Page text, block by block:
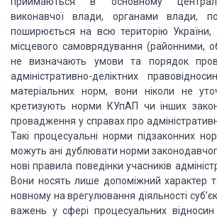
виконавчої влади, органами влади,
поширюється на всю територію
місцевого самоврядування (районними,
не визначають умови та порядок
адміністративно-деліктних
матеріальних норм, вони ніколи не
кретизують норми КУпАП чи інших
провадження у справах про
Такі процесуальні норми підзаконних
можуть ані дублювати норми
нові правила поведінки учасників
Вони носять лише допоміжний характер
новному на врегулювання діяльності
важень у сфері процесуальних